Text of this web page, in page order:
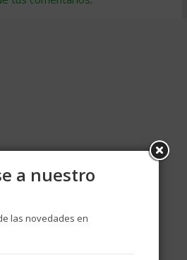
a nuestro
las novedades en